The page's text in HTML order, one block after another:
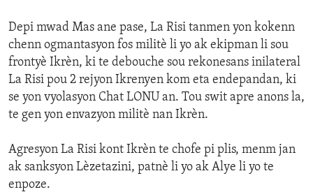
Depi mwad Mas ane pase, La Risi tanmen yon kokenn
chenn ogmantasyon fos militè li yo ak ekipman li sou
frontyè Ikrèn, ki te debouche sou rekonesans inilateral
La Risi pou 2 rejyon Ikrenyen kom eta endepandan, ki
se yon vyolasyon Chat LONU an. Tou swit apre anons la,
te gen yon envazyon militè nan Ikrèn.
Agresyon La Risi kont Ikrèn te chofe pi plis, menm jan
ak sanksyon Lèzetazini, patnè li yo ak Alye li yo te
enpoze.